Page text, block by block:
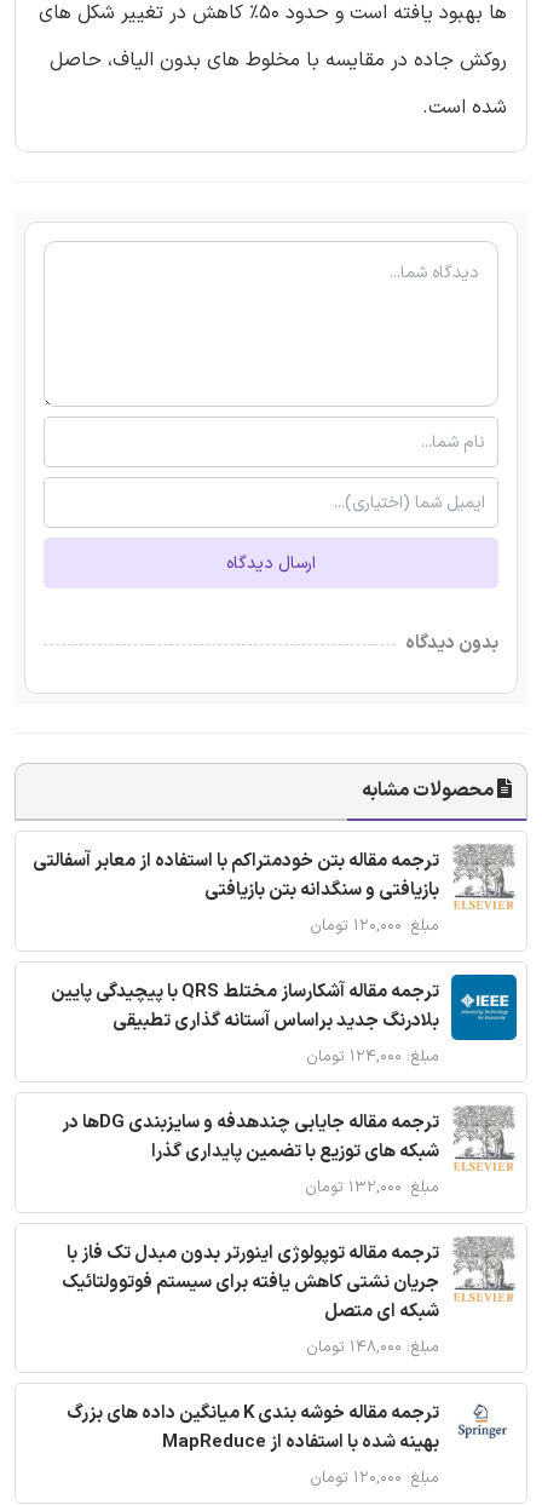
ها بهبود یافته است و حدود 50% کاهش در تغییر شکل های
روکش جاده در مقایسه با مخلوط های بدون الیاف، حاصل
شده است.
ارسال دیدگاه
بدون دیدگاه
محصولات مشابه
ترجمه مقاله بتن خودمتراکم با استفاده از معابر آسفالتی
بازیافتی و سنگدانه بتن بازیافتی
مبلغ: ۱۲۰,۰۰۰ تومان
ترجمه مقاله آشکارساز مختلط QRS با پیچیدگی پایین
بلادرنگ جدید براساس آستانه گذاری تطبیقی
مبلغ: ۱۲۴,۰۰۰ تومان
ترجمه مقاله جایابی چندهدفه و سایزبندی DGها در
شبکه های توزیع با تضمین پایداری گذرا
مبلغ: ۱۳۲,۰۰۰ تومان
ترجمه مقاله توپولوژی اینورتر بدون مبدل تک فاز با
جریان نشتی کاهش یافته برای سیستم فوتوولتائیک
شبکه ای متصل
مبلغ: ۱۴۸,۰۰۰ تومان
ترجمه مقاله خوشه بندی K میانگین داده های بزرگ
بهینه شده با استفاده از MapReduce
مبلغ: ۱۲۰,۰۰۰ تومان